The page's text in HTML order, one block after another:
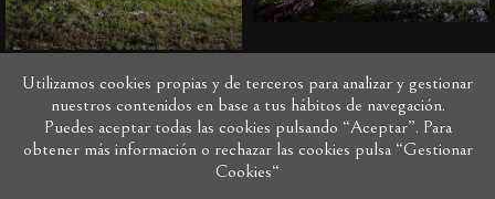
Utilizamos cookies propias y de terceros para analizar y gestionar
nuestros contenidos en base a tus hábitos de navegación.
Puedes aceptar todas las cookies pulsando “Aceptar”. Para
obtener más información o rechazar las cookies pulsa “Gestionar
Cookies“